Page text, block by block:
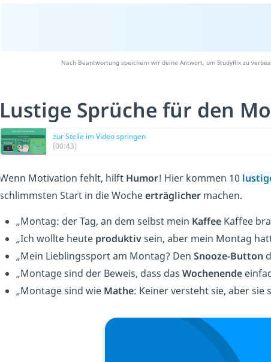
Nach Beantwortung speichern wir deine Antwort, um Studyflix zu
Lustige Sprüche für den
zur Stelle im Video springen
(00:43)
Wenn Motivation fehlt, hilft Humor! Hier kommen 10
schlimmsten Start in die Wocheerträglichermachen.
„Montag: der Tag, an dem selbst mein KaffeeKaffee
„Ich wollte heute produktivsein, aber mein Montag
„Mein Lieblingssport am Montag? Den Snooze-Button
„Montage sind der Beweis, dass das Wochenende
„Montage sind wie Mathe: Keiner versteht sie, aber sie